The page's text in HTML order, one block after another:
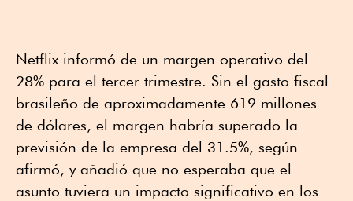
Netflix informó de un margen operativo del
28% para el tercer trimestre. Sin el gasto fiscal
brasileño de aproximadamente 619 millones
de dólares, el margen habría superado la
previsión de la empresa del 31.5%, según
afirmó, y añadió que no esperaba que el
asunto tuviera un impacto significativo en los